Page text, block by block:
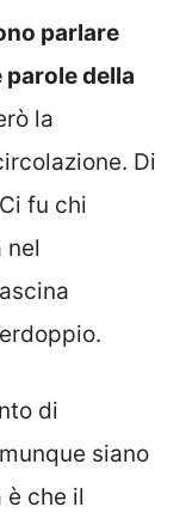
parlare
della
la
Di
fu chi
nel
di
siano
è che il